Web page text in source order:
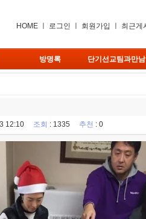
HOME 로그인 회원가입 최근게
방명록 단기선교팀과만남
12:10 조회 : 1335 추천 : 0